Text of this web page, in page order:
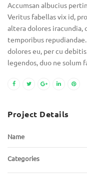
Accumsan albucius
Veritus fabellas vix id,
altera dolores iracundia,
temporibus
dolores eu, per cu
legendos, duo ne solum
Project Details
Name
Categories